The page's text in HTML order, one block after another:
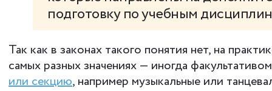
подготовку по учебным
Так как в законах такого понятия нет, на
самых разных значениях — иногда
или секцию, например музыкальные или